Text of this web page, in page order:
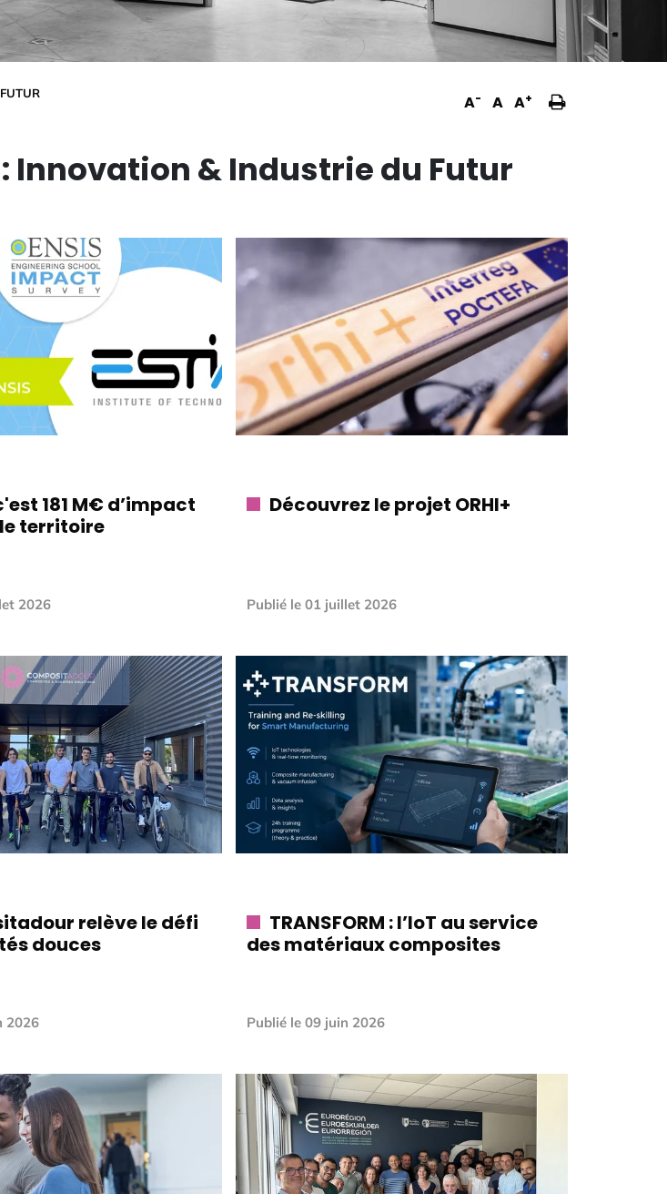
A- A A+
& Industrie du Futur
181 M€ d’impact
territoire
2026
Découvrez le projet ORHI+
Publié le 01 juillet 2026
relève le défi
douces
2026
TRANSFORM : l’IoT au service
des matériaux composites
Publié le 09 juin 2026